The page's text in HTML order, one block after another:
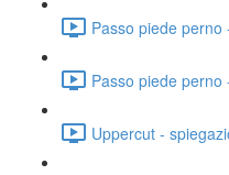
Passo piede
Passo piede
Uppercut -